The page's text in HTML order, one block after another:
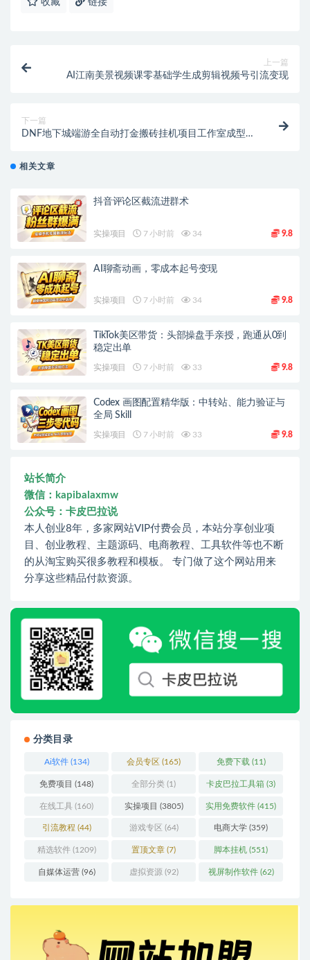
收藏 链接
上一篇
AI江南美景视频课零基础学生成剪辑视频号引流变现
下一篇
DNF地下城端游全自动打金搬砖挂机项目工作室成型项
相关文章
抖音评论区截流进群术
实操项目 7 小时前 34 9.8
AI聊斋动画，零成本起号变现
实操项目 7 小时前 34 9.8
TikTok美区带货：头部操盘手亲授，跑通从0到
稳定出单
实操项目 7 小时前 33 9.8
Codex 画图配置精华版：中转站、能力验证与
全局 Skill
实操项目 7 小时前 33 9.8
站长简介
微信：kapibalaxmw
公众号：卡皮巴拉说
本人创业8年，多家网站VIP付费会员，本站分享创业项
目、创业教程、主题源码、电商教程、工具软件等也不断
的从淘宝购买很多教程和模板。 专门做了这个网站用来
分享这些精品付款资源。
分类目录
Ai软件(134) 会员专区 (165) 免费下载 (11)
免费项目 (148) 全部分类 (1) 卡皮巴拉工具箱 (3)
在线工具 (160) 实操项目 (3805) 实用免费软件 (415)
引流教程 (44) 游戏专区 (64) 电商大学 (359)
精选软件(1209) 置顶文章 (7) 脚本挂机 (551)
自媒体运营(96) 虚拟资源 (92) 视屏制作软件(62)